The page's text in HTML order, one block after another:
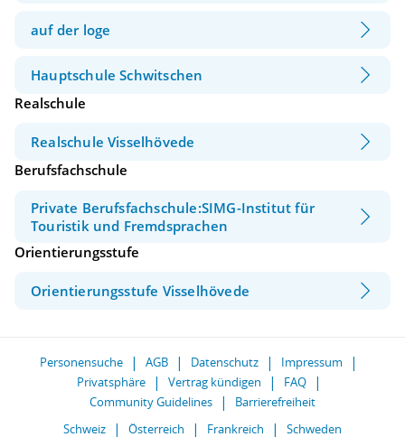
auf der loge
Hauptschule Schwitschen
Realschule
Realschule Visselhövede
Berufsfachschule
Private Berufsfachschule:SIMG-Institut für
Touristik und Fremdsprachen
Orientierungsstufe
Orientierungsstufe Visselhövede
Personensuche AGB Datenschutz
Impressum
Privatsphäre
Vertrag kündigen
FAQ
Community Guidelines
Barrierefreiheit
Schweiz
Österreich Frankreich Schweden